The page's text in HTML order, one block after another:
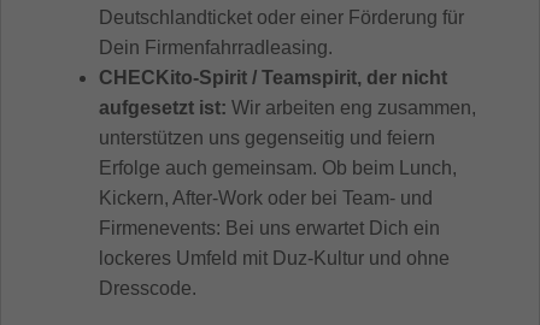
Deutschlandticket oder einer Förderung für
Dein Firmenfahrradleasing.
CHECKito-Spirit / Teamspirit, der nicht
aufgesetzt ist: Wir arbeiten eng zusammen,
unterstützen uns gegenseitig und feiern
Erfolge auch gemeinsam. Ob beim Lunch,
Kickern, After-Work oder bei Team- und
Firmenevents: Bei uns erwartet Dich ein
lockeres Umfeld mit Duz-Kultur und ohne
Dresscode.